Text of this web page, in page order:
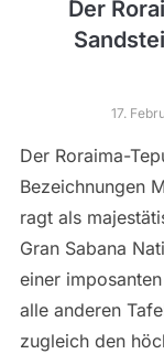
Der
17.
Der Roraima-
Bezeichnungen
ragt als
Gran Sabana
einer
alle anderen
zugleich den